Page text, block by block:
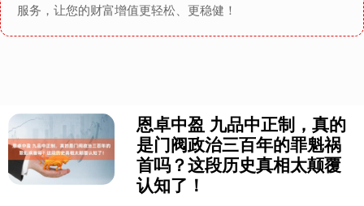
服务，让您的财富增值更轻松、更稳健！
恩卓中盈 九品中正制，真的
是门阀政治三百年的罪魁祸
首吗？这段历史真相太颠覆
认知了！